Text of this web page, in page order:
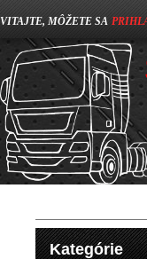
VITAJTE, MÔŽETE SA
Kategórie